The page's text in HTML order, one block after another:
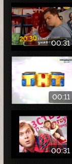
00:31
00:11
00:31